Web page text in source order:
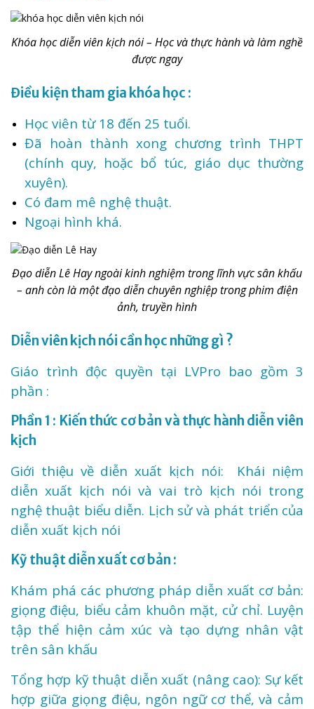
Khóa học diễn viên kịch nói – Học và thực hành và làm nghề
được ngay
Điều kiện tham gia khóa học :
Học viên từ 18 đến 25 tuổi.
Đã hoàn thành xong chương trình THPT
(chính quy, hoặc bổ túc, giáo dục thường
xuyên).
Có đam mê nghệ thuật.
Ngoại hình khá.
Đạo diễn Lê Hay ngoài kinh nghiệm trong lĩnh vực sân khấu
– anh còn là một đạo diễn chuyên nghiệp trong phim điện
ảnh, truyền hình
Diễn viên kịch nói cần học những gì ?
Giáo trình độc quyền tại LVPro bao gồm 3
phần :
Phần 1 : Kiến thức cơ bản và thực hành diễn viên
kịch
Giới thiệu về diễn xuất kịch nói: Khái niệm
diễn xuất kịch nói và vai trò kịch nói trong
nghệ thuật biểu diễn. Lịch sử và phát triển của
diễn xuất kịch nói
Kỹ thuật diễn xuất cơ bản :
Khám phá các phương pháp diễn xuất cơ bản:
giọng điệu, biểu cảm khuôn mặt, cử chỉ. Luyện
tập thể hiện cảm xúc và tạo dựng nhân vật
trên sân khấu
Tổng hợp kỹ thuật diễn xuất (nâng cao): Sự kết
hợp giữa giọng điệu, ngôn ngữ cơ thể, và cảm